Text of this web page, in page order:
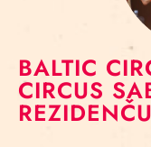
BALTIC
CIRCUS